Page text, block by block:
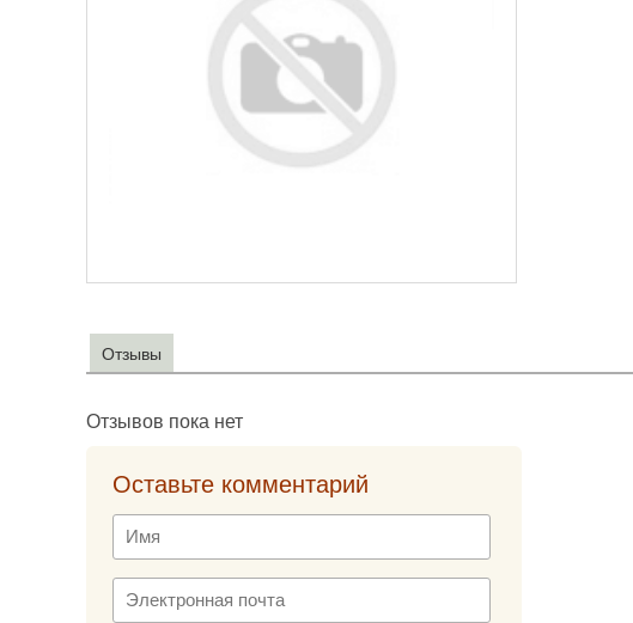
Отзывы
Отзывов пока нет
Оставьте комментарий